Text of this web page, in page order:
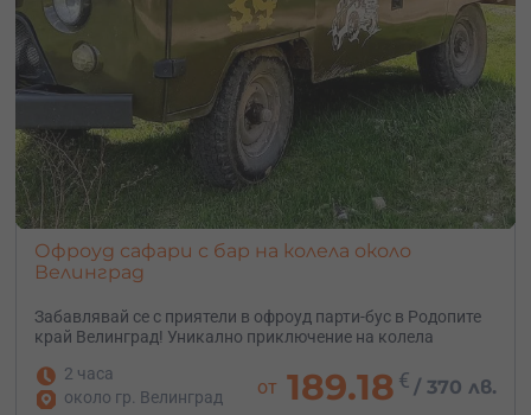
Офроуд сафари с бар на колела около
Велинград
Забавлявай се с приятели в офроуд парти-бус в Родопите
край Велинград! Уникално приключение на колела
2 часа
около гр. Велинград
от 189.18 € /370 лв.